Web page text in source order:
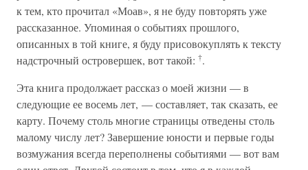
к тем, кто прочитал «Моав», я не буду повторять уже
рассказанное. Упоминая о событиях прошлого,
описанных в той книге, я буду присовокуплять к тексту
надстрочный островершек, вот такой: †.
Эта книга продолжает рассказ о моей жизни — в
следующие ее восемь лет, — составляет, так сказать, ее
карту. Почему столь многие страницы отведены столь
малому числу лет? Завершение юности и первые годы
возмужания всегда переполнены событиями — вот вам